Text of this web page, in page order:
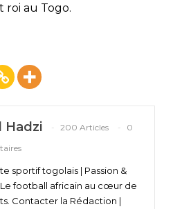
roi au Togo.
Hadzi 200 Articles
0
sportif togolais | Passion &
football africain au cœur de
Contacter la Rédaction |